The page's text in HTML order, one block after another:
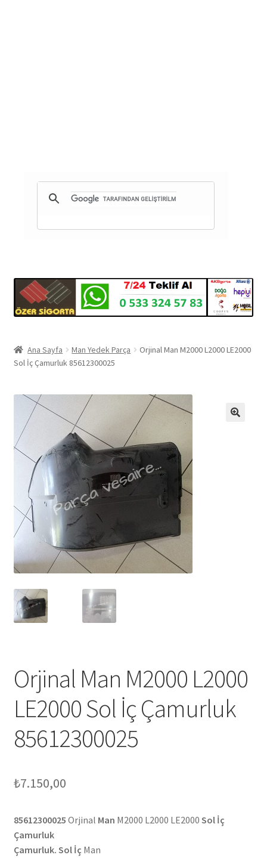
Ana Sayfa Man Yedek Parça
Orjinal Man M2000 L2000 LE2000
Sol İç Çamurluk 85612300025
Orjinal Man M2000 L2000
LE2000 Sol İç Çamurluk
85612300025
₺7.150,00
85612300025 Orjinal Man M2000 L2000 LE2000 Sol İç
Çamurluk
Çamurluk. Sol İç Man